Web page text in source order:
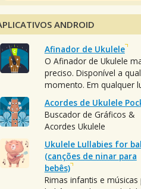
ANDROID
Afinador de Ukulele
O Afinador de Ukulele
preciso. Disponível a
momento. Em qualquer
Acordes de Ukulele
Buscador de Gráficos &
Acordes Ukulele
Ukulele Lullabies for
(canções de ninar para
bebês)
Rimas infantis e músicas